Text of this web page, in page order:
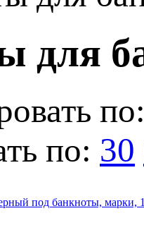
для
по:
по: 30
под банкноты, марки,